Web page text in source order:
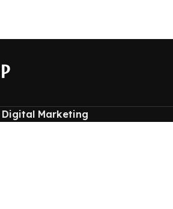
Digital Marketing